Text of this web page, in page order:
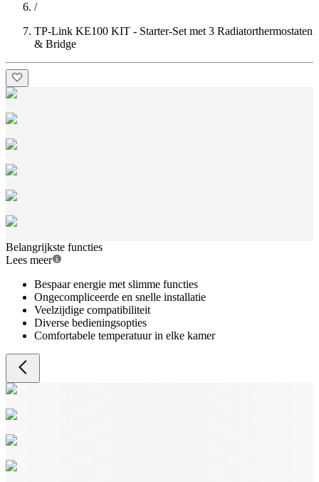
/
TP-Link KE100 KIT - Starter-Set met 3 Radiatorthermostaten
& Bridge
Belangrijkste functies
Lees meer
Bespaar energie met slimme functies
Ongecompliceerde en snelle installatie
Veelzijdige compatibiliteit
Diverse bedieningsopties
Comfortabele temperatuur in elke kamer